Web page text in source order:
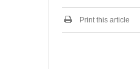
Print this article